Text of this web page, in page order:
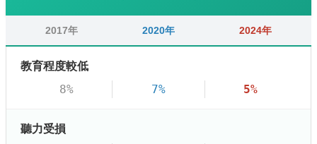
2017年 2020年 2024年
教育程度較低
8% 7% 5%
聽力受損